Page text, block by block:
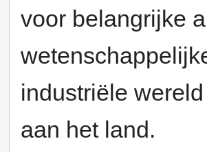
voor belangrijke
industriële
aan het land.